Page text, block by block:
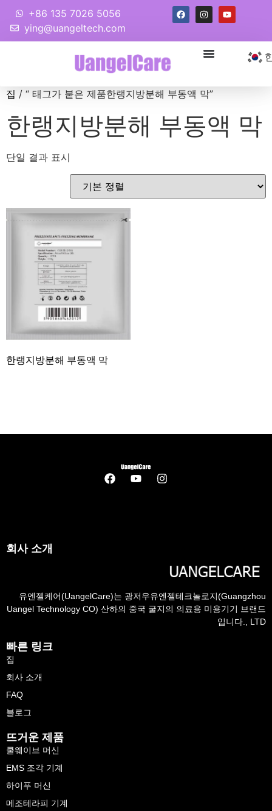
+86 135 7026 5056
ying@uangeltech.com
집 / “ 태그가 붙은 제품한랭지방분해 부동액 막”
한랭지방분해 부동액 막
단일 결과 표시
한랭지방분해 부동액 막
회사 소개
유엔젤케어(UangelCare)는 광저우유엔젤테크놀로지(Guangzhou
Uangel Technology CO) 산하의 중국 굴지의 의료용 미용기기 브랜드
입니다., LTD
빠른 링크
집
회사 소개
FAQ
블로그
뜨거운 제품
쿨웨이브 머신
EMS 조각 기계
하이푸 머신
메조테라피 기계